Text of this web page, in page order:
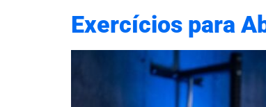
Exercícios para